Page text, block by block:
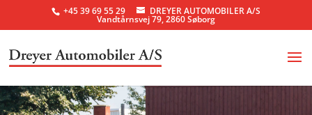
+45 39 69 55 29 DREYER AUTOMOBILER A/S
Vandtårnsvej 79, 2860 Søborg